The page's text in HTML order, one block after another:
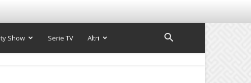
Show Serie TV Altri